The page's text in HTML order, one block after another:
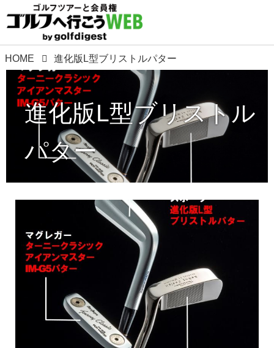
HOME 進化版L型ブリストルパター
進化版L型ブリストル
パター